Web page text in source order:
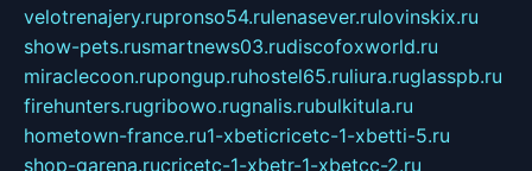
velotrenajery.rupronso54.rulenasever.rulovinskix.ru
show-pets.rusmartnews03.rudiscofoxworld.ru
miraclecoon.rupongup.ruhostel65.ruliura.ruglasspb.ru
firehunters.rugribowo.rugnalis.rubulkitula.ru
hometown-france.ru1-xbeticricetc-1-xbetti-5.ru
shop-garena.rucricetc-1-xbetr-1-xbetcc-2.ru